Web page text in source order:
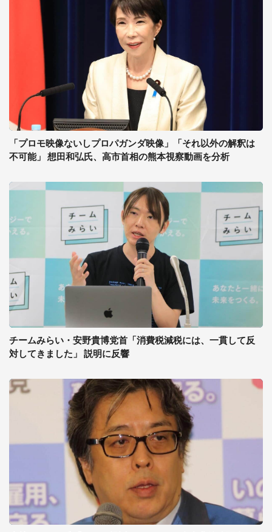
「プロモ映像ないしプロパガンダ映像」「それ以外の解釈は
不可能」 想田和弘氏、高市首相の熊本視察動画を分析
チームみらい・安野貴博党首「消費税減税には、一貫して反
対してきました」 説明に反響